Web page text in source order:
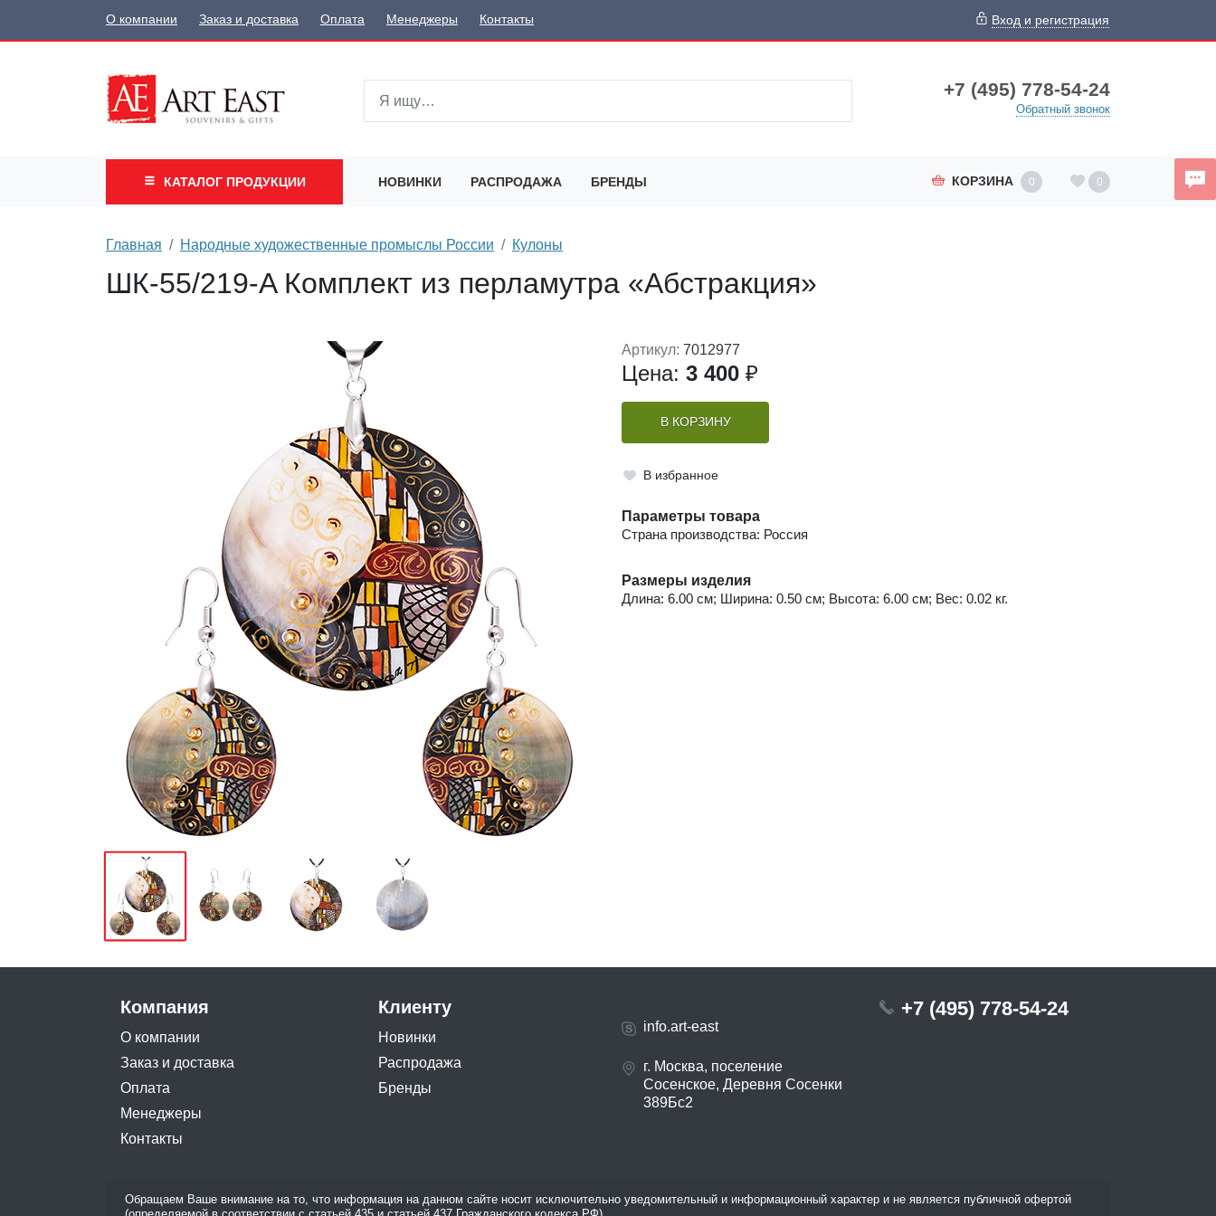
О компании Заказ и доставка Оплата Менеджеры Контакты Вход и регистрация
+7 (495) 778-54-24
Обратный звонок
КАТАЛОГ ПРОДУКЦИИ НОВИНКИ РАСПРОДАЖА БРЕНДЫ КОРЗИНА 0 0
Главная Народные художественные промыслы России Кулоны
ШК-55/219-A Комплект из перламутра «Абстракция»
Артикул: 7012977
Цена: 3 400 ₽
В КОРЗИНУ
В избранное
Параметры товара
Страна производства: Россия
Размеры изделия
Длина: 6.00 см; Ширина: 0.50 см; Высота: 6.00 см; Вес: 0.02 кг.
Компания
О компании
Заказ и доставка
Оплата
Менеджеры
Контакты
Клиенту
Новинки
Распродажа
Бренды
info.art-east
г. Москва, поселение
Сосенское, Деревня Сосенки
389Бс2
+7 (495) 778-54-24
Обращаем Ваше внимание на то, что информация на данном сайте носит исключительно уведомительный и информационный характер и не является публичной офертой